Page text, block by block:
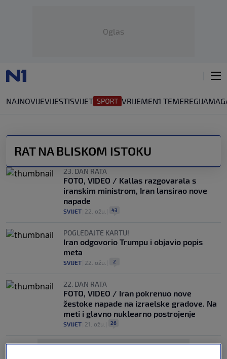
Oglas
NAJNOVIJEVIJESTISVIJET VRIJEMEN1 TEMEREGIJA
RAT NA BLISKOM ISTOKU
23. DAN RATA
FOTO, VIDEO / Kallas razgovarala s
iranskim ministrom, Iran lansirao nove
napade
SVIJET 22. ožu. 43
POGLEDAJTE KARTU!
Iran odgovorio Trumpu i objavio popis
meta
SVIJET 22. ožu. 2
22. DAN RATA
FOTO, VIDEO / Iran pokrenuo nove
žestoke napade na izraelske gradove. Na
meti i glavno nuklearno postrojenje
SVIJET 21. ožu. 26